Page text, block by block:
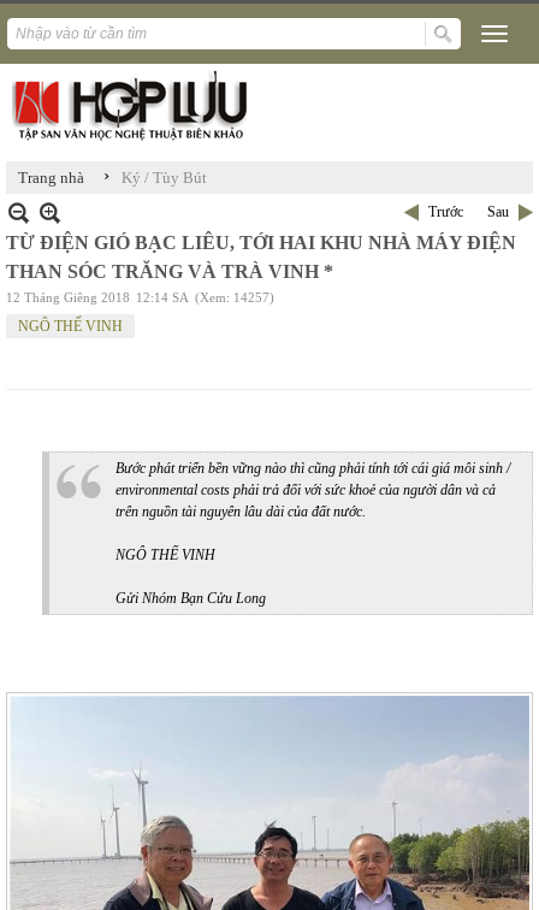
Trang nhà › Ký / Tùy Bút
Trước Sau
TỪ ĐIỆN GIÓ BẠC LIÊU, TỚI HAI KHU NHÀ MÁY ĐIỆN
THAN SÓC TRĂNG VÀ TRÀ VINH *
12 Tháng Giêng 2018 12:14 SA (Xem: 14257)
NGÔ THẾ VINH
Bước phát triển bền vững nào thì cũng phải tính tới cái giá môi sinh /
environmental costs phải trả đối với sức khoẻ của người dân và cả
trên nguồn tài nguyên lâu dài của đất nước.
NGÔ THẾ VINH
Gửi Nhóm Bạn Cửu Long